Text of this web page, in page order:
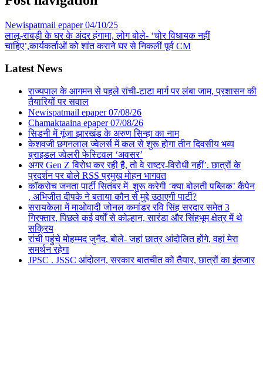
Newispatmail epaper 04/10/25
लालू-राबड़ी के घर के अंदर हंगामा, लोग बोले- ‘चोर विधायक नहीं
चाहिए’,कार्यकर्ताओं को शांत कराने घर से निकलीं पूर्व CM
Latest News
राज्यपाल के आगमन से पहले रांची-टाटा मार्ग पर लंबा जाम, प्रशासन की
तैयारियों पर सवाल
Newispatmail epaper 07/08/26
Chamaktaaina epaper 07/08/26
सिडनी में गूंजा झारखंड के अरुण सिन्हा का नाम
केशवजी छगनलाल ज्वेलर्स में कल से शुरू होगा तीन दिवसीय भव्य
ब्राइडल ज्वेलरी फेस्टिवल ‘अवसर’
अगर Gen Z विरोध कर रही है, तो वे राष्ट्र-विरोधी नहीं’. छात्रों के
प्रदर्शन पर बोले RSS प्रमुख मोहन भागवत
कॉकरोच जनता पार्टी सितंबर में शुरू करेगी ‘क्या बोलती पब्लिक’ कैंपेन
, अभिजीत दीपके ने बताया कौन से मुद्दे उठाएगी पार्टी?
सरायकेला में माओवादी जोनल कमांडर रवि सिंह सरदार समेत 3
गिरफ्तार, पिछले कई वर्षों से कोल्हान, सारंडा और सिंहभूम क्षेत्र में थे
सक्रिय
रांची पहुंचे मोहम्मद जुनैद, बोले- जहां छात्र आंदोलित होंगे, वहां मेरा
समर्थन रहेगा
JPSC . JSSC आंदोलन, सरकार बातचीत को तैयार, छात्रों का इंतजार